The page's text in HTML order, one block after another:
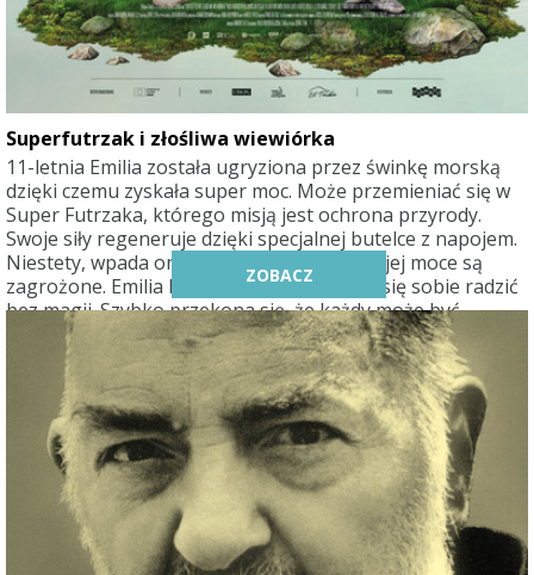
Superfutrzak i złośliwa wiewiórka
11-letnia Emilia została ugryziona przez świnkę morską
dzięki czemu zyskała super moc. Może przemieniać się w
Super Futrzaka, którego misją jest ochrona przyrody.
Swoje siły regeneruje dzięki specjalnej butelce z napojem.
Niestety, wpada ona w niepowołane ręce i jej moce są
zagrożone. Emilia będzie musiała nauczyć się sobie radzić
bez magii. Szybko przekona się, że każdy może być
superbohaterem.
ZOBACZ